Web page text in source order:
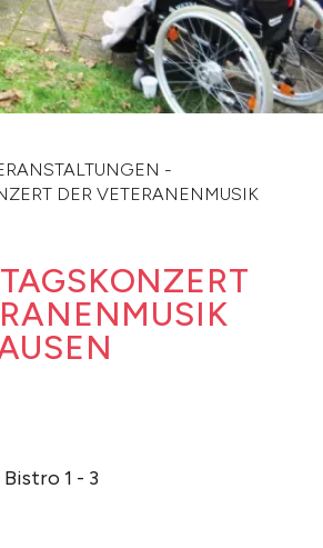
-
DER VETERANENMUSIK
1 - 3